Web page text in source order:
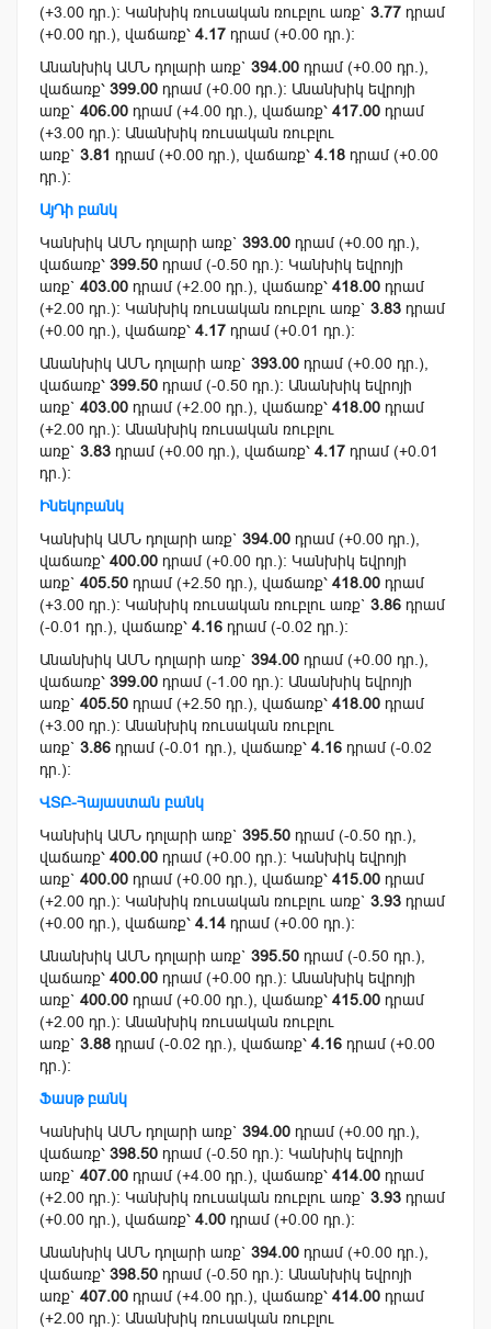
(+3.00 դր.): Կանխիկ ռուսական ռուբլու առք` 3.77 դրամ
(+0.00 դր.), վաճառք՝ 4.17 դրամ (+0.00 դր.):
Անանխիկ ԱՄՆ դոլարի առք` 394.00 դրամ (+0.00 դր.),
վաճառք՝ 399.00 դրամ (+0.00 դր.): Անանխիկ եվրոյի
առք` 406.00 դրամ (+4.00 դր.), վաճառք՝ 417.00 դրամ
(+3.00 դր.): Անանխիկ ռուսական ռուբլու
առք` 3.81 դրամ (+0.00 դր.), վաճառք՝ 4.18 դրամ (+0.00
դր.):
ԱյԴի բանկ
Կանխիկ ԱՄՆ դոլարի առք` 393.00 դրամ (+0.00 դր.),
վաճառք՝ 399.50 դրամ (-0.50 դր.): Կանխիկ եվրոյի
առք` 403.00 դրամ (+2.00 դր.), վաճառք՝ 418.00 դրամ
(+2.00 դր.): Կանխիկ ռուսական ռուբլու առք` 3.83 դրամ
(+0.00 դր.), վաճառք՝ 4.17 դրամ (+0.01 դր.):
Անանխիկ ԱՄՆ դոլարի առք` 393.00 դրամ (+0.00 դր.),
վաճառք՝ 399.50 դրամ (-0.50 դր.): Անանխիկ եվրոյի
առք` 403.00 դրամ (+2.00 դր.), վաճառք՝ 418.00 դրամ
(+2.00 դր.): Անանխիկ ռուսական ռուբլու
առք` 3.83 դրամ (+0.00 դր.), վաճառք՝ 4.17 դրամ (+0.01
դր.):
Ինեկոբանկ
Կանխիկ ԱՄՆ դոլարի առք` 394.00 դրամ (+0.00 դր.),
վաճառք՝ 400.00 դրամ (+0.00 դր.): Կանխիկ եվրոյի
առք` 405.50 դրամ (+2.50 դր.), վաճառք՝ 418.00 դրամ
(+3.00 դր.): Կանխիկ ռուսական ռուբլու առք` 3.86 դրամ
(-0.01 դր.), վաճառք՝ 4.16 դրամ (-0.02 դր.):
Անանխիկ ԱՄՆ դոլարի առք` 394.00 դրամ (+0.00 դր.),
վաճառք՝ 399.00 դրամ (-1.00 դր.): Անանխիկ եվրոյի
առք` 405.50 դրամ (+2.50 դր.), վաճառք՝ 418.00 դրամ
(+3.00 դր.): Անանխիկ ռուսական ռուբլու
առք` 3.86 դրամ (-0.01 դր.), վաճառք՝ 4.16 դրամ (-0.02
դր.):
ՎՏԲ-Հայաստան բանկ
Կանխիկ ԱՄՆ դոլարի առք` 395.50 դրամ (-0.50 դր.),
վաճառք՝ 400.00 դրամ (+0.00 դր.): Կանխիկ եվրոյի
առք` 400.00 դրամ (+0.00 դր.), վաճառք՝ 415.00 դրամ
(+2.00 դր.): Կանխիկ ռուսական ռուբլու առք` 3.93 դրամ
(+0.00 դր.), վաճառք՝ 4.14 դրամ (+0.00 դր.):
Անանխիկ ԱՄՆ դոլարի առք` 395.50 դրամ (-0.50 դր.),
վաճառք՝ 400.00 դրամ (+0.00 դր.): Անանխիկ եվրոյի
առք` 400.00 դրամ (+0.00 դր.), վաճառք՝ 415.00 դրամ
(+2.00 դր.): Անանխիկ ռուսական ռուբլու
առք` 3.88 դրամ (-0.02 դր.), վաճառք՝ 4.16 դրամ (+0.00
դր.):
Ֆասթ բանկ
Կանխիկ ԱՄՆ դոլարի առք` 394.00 դրամ (+0.00 դր.),
վաճառք՝ 398.50 դրամ (-0.50 դր.): Կանխիկ եվրոյի
առք` 407.00 դրամ (+4.00 դր.), վաճառք՝ 414.00 դրամ
(+2.00 դր.): Կանխիկ ռուսական ռուբլու առք` 3.93 դրամ
(+0.00 դր.), վաճառք՝ 4.00 դրամ (+0.00 դր.):
Անանխիկ ԱՄՆ դոլարի առք` 394.00 դրամ (+0.00 դր.),
վաճառք՝ 398.50 դրամ (-0.50 դր.): Անանխիկ եվրոյի
առք` 407.00 դրամ (+4.00 դր.), վաճառք՝ 414.00 դրամ
(+2.00 դր.): Անանխիկ ռուսական ռուբլու